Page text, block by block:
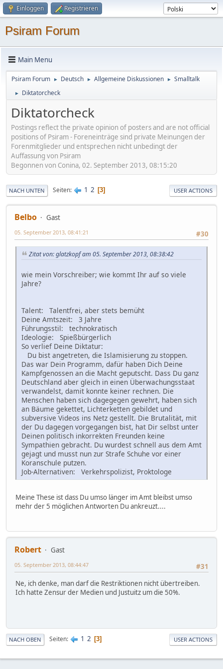
Einloggen Registrieren
Psiram Forum
Main Menu
Psiram Forum ► Deutsch ► Allgemeine Diskussionen ► Smalltalk
► Diktatorcheck
Diktatorcheck
Postings reflect the private opinion of posters and are not official
positions of Psiram - Foreneinträge sind private Meinungen der
Forenmitglieder und entsprechen nicht unbedingt der
Auffassung von Psiram
Begonnen von Conina, 02. September 2013, 08:15:20
NACH UNTEN Seiten 1 2 3 USER ACTIONS
Belbo
Gast
#30
05. September 2013, 08:41:21
Zitat von: glatzkopf am 05. September 2013, 08:38:42
wie mein Vorschreiber; wie kommt Ihr auf so viele
Jahre?
Talent: Talentfrei, aber stets bemüht
Deine Amtszeit: 3 Jahre
Führungsstil: technokratisch
Ideologie: Spießbürgerlich
So verlief Deine Diktatur:
Du bist angetreten, die Islamisierung zu stoppen.
Das war Dein Programm, dafür haben Dich Deine
Kampfgenossen an die Macht geputscht. Dass Du ganz
Deutschland aber gleich in einen Überwachungsstaat
verwandelst, damit konnte keiner rechnen. Die
Menschen haben sich dagegegen gewehrt, haben sich
an Bäume gekettet, Lichterketten gebildet und
subversive Videos ins Netz gestellt. Die Brutalität, mit
der Du dagegen vorgegangen bist, hat Dir selbst unter
Deinen politisch inkorrekten Freunden keine
Sympathien gebracht. Du wurdest schnell aus dem Amt
gejagt und musst nun zur Strafe Schuhe vor einer
Koranschule putzen.
Job-Alternativen: Verkehrspolizist, Proktologe
Meine These ist dass Du umso länger im Amt bleibst umso
mehr der 5 möglichen Antworten Du ankreuzt....
Robert
Gast
#31
05. September 2013, 08:44:47
Ne, ich denke, man darf die Restriktionen nicht übertreiben.
Ich hatte Zensur der Medien und Justuitz um die 50%.
NACH OBEN Seiten 1 2 3 USER ACTIONS